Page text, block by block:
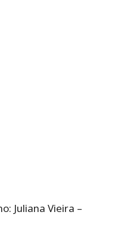
Juliana Vieira –